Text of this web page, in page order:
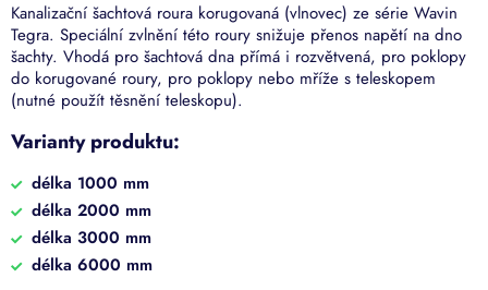
Kanalizační šachtová roura korugovaná (vlnovec) ze série Wavin
Tegra. Speciální zvlnění této roury snižuje přenos napětí na dno
šachty. Vhodá pro šachtová dna přímá i rozvětvená, pro poklopy
do korugované roury, pro poklopy nebo mříže s teleskopem
(nutné použít těsnění teleskopu).
Varianty produktu:
délka 1000 mm
délka 2000 mm
délka 3000 mm
délka 6000 mm